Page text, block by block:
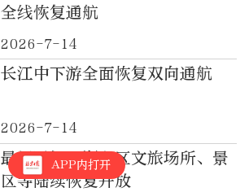
全线恢复通航
2026-7-14
长江中下游全面恢复双向通航
2026-7-14
最新通知！顺义区文旅场所、景
区等陆续恢复开放
APP内打开